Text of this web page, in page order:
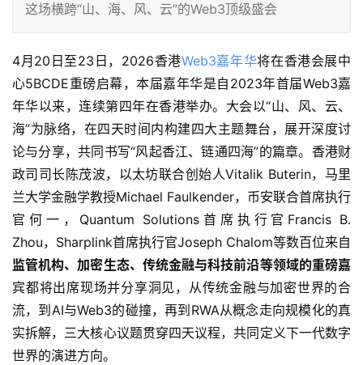
这场横跨“山、海、风、云”的Web3顶级盛会
4月20日至23日，2026香港Web3嘉年华将在香港会展中
心5BCDE重磅启幕，本届嘉年华是自2023年首届Web3嘉
年华以来，连续第四年在香港举办。 大会以“山、风、云、
海”为脉络，在四天时间内构建四大主题舞台，展开深度讨
论与分享，共同书写“风起香江、链通四海”的篇章。香港财
政司司长陈茂波，以太坊联合创始人Vitalik Buterin，马里
兰大学金融学教授Michael Faulkender，币安联合首席执行
官何一，Quantum Solutions首席执行官Francis B.
Zhou，Sharplink首席执行官Joseph Chalom等数百位来自
监管机构、加密生态、传统金融与科技前沿等领域的重磅嘉
宾都将出席现场并分享洞见，从传统金融与加密世界的合
流，到AI与Web3的碰撞，再到RWA从概念走向规模化的真
实拆解，三大核心议题贯穿四天议程，共同定义下一代数字
世界的演进方向。